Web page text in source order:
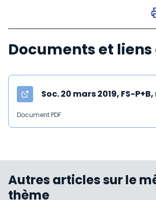
Documents et liens
Soc. 20 mars 2019, FS-P+B,
Document PDF
Autres articles sur le
thème